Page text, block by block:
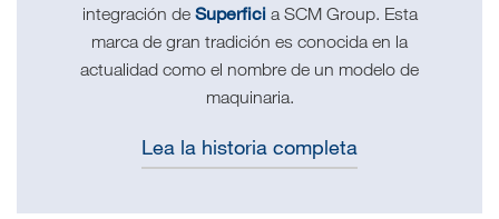
integración de Superficia SCM Group. Esta
marca de gran tradición es conocida en la
actualidad como el nombre de un modelo de
maquinaria.
Lea la historia completa